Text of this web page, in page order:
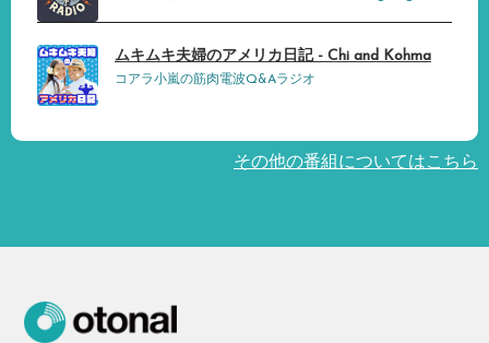
ムキムキ夫婦のアメリカ日記 - Chi and Kohma
コアラ小嵐の筋肉電波Q&Aラジオ
その他の番組についてはこちら